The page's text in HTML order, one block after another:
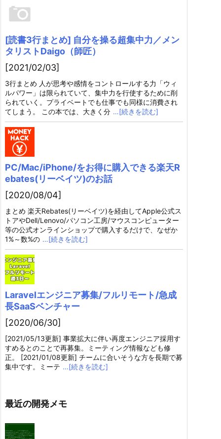
[読書3行まとめ] 自分を操る超集中力／メン
タリストDaigo（師匠）
[2021/02/03]
3行まとめ 人が思考や感情をコントロールする力「ウィ
ルパワー」は限られていて、集中力を行使するために削
られていく。プライベートでも仕事でも同様に消費され
てしまう。 この本では、大きく分 …[続きを読む]
PC/Mac/iPhone/をお得に購入できる楽天R
ebates(リーベイツ)のお話
[2020/08/04]
まとめ 楽天Rebates(リーベイツ)を経由してApple公式ス
トアやDell/Lenovo/パソコン工房/マウスコンピューター
等の公式オンラインショップで購入するだけで、なぜか
1%～数%の …[続きを読む]
Laravelエンジニア募集/フルリモート/急成
長SaaSベンチャー
[2020/06/30]
[2021/05/13更新] 事業拡大に伴い再度エンジニア採用す
すめるとのことで再募集。ミーティング情報なども修
正。 [2021/01/08更新] チームに合いそうな方を長期で募
集中です。ミーテ …[続きを読む]
最近の開発メモ